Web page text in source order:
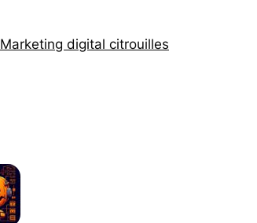
Marketing digital citrouilles